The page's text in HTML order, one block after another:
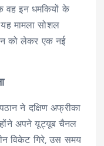
वह इन धमकियों के
मामला सोशल
को लेकर एक नई
ने दक्षिण अफ्रीका
अपने यूट्यूब चैनल
विकेट गिरे, उस समय